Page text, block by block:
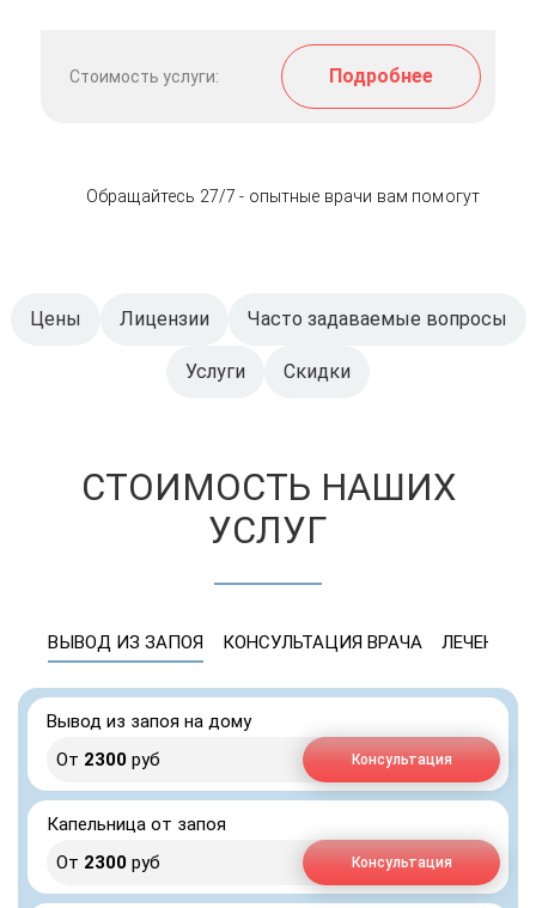
Стоимость услуги: Подробнее
Обращайтесь 27/7 - опытные врачи вам помогут
Цены Лицензии Часто задаваемые вопросы
Услуги Скидки
СТОИМОСТЬ НАШИХ
УСЛУГ
ВЫВОД ИЗ ЗАПОЯ КОНСУЛЬТАЦИЯ ВРАЧА ЛЕЧЕНИЕ
Вывод из запоя на дому
От 2300 руб Консультация
Капельница от запоя
От 2300 руб Консультация